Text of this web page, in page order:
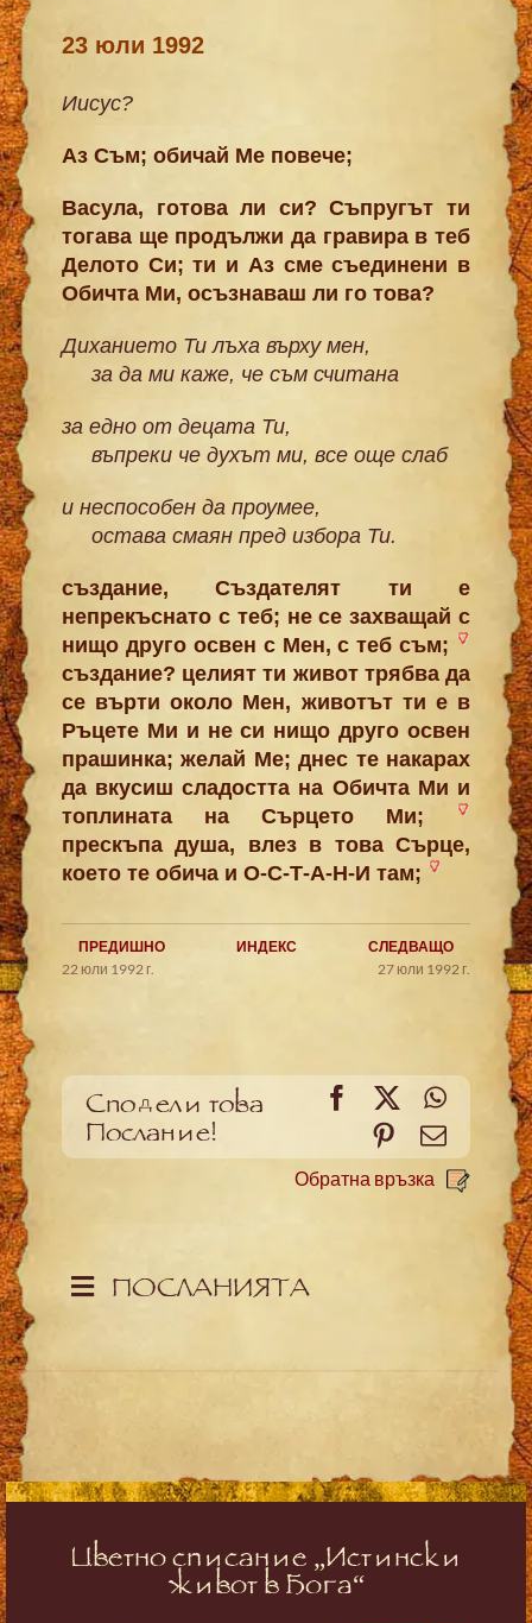
23 юли 1992
Иисус?
Аз Съм; обичай Ме повече;
Васула, готова ли си? Съпругът ти
тогава ще продължи да гравира в теб
Делото Си; ти и Аз сме съединени в
Обичта Ми, осъзнаваш ли го това?
Диханието Ти лъха върху мен,
за да ми каже, че съм считана
за едно от децата Ти,
въпреки че духът ми, все още слаб
и неспособен да проумее,
остава смаян пред избора Ти.
създание, Създателят ти е
непрекъснато с теб; не се захващай с
нищо друго освен с Мен, с теб съм;
създание? целият ти живот трябва да
се върти около Мен, животът ти е в
Ръцете Ми и не си нищо друго освен
прашинка; желай Ме; днес те накарах
да вкусиш сладостта на Обичта Ми и
топлината на Сърцето Ми;
прескъпа душа, влез в това Сърце,
което те обича и О-С-Т-А-Н-И там;
ПРЕДИШНО ИНДЕКС
СЛЕДВАЩО
22 юли 1992 г.
27 юли 1992 г.
Сподели това
Послание!
Facebook
X
Pinterest
Meйл
Обратна връзка
ПОСЛАНИЯТА
Цветно списание „Истински
живот в Бога“